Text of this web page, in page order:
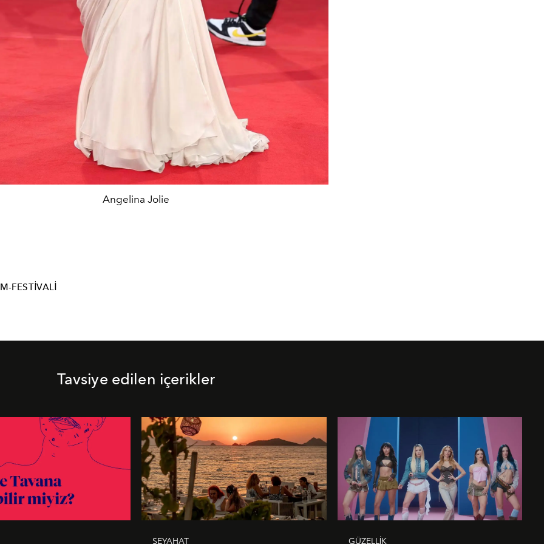
Angelina Jolie
FESTIVALI
Tavsiye edilen içerikler
SEYAHAT GÜZELLİK